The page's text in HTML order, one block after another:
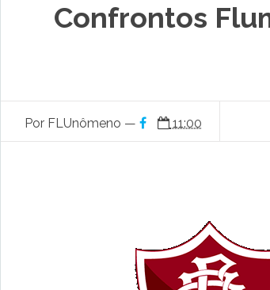
Confrontos
Por FLUnômeno — 11:00